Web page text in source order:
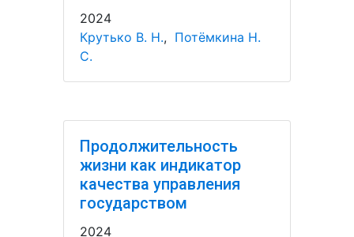
2024
Крутько В. Н., Потёмкина Н.
С.
Продолжительность
жизни как индикатор
качества управления
государством
2024